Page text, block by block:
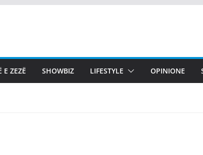
E ZEZË SHOWBIZ LIFESTYLE OPINIONE